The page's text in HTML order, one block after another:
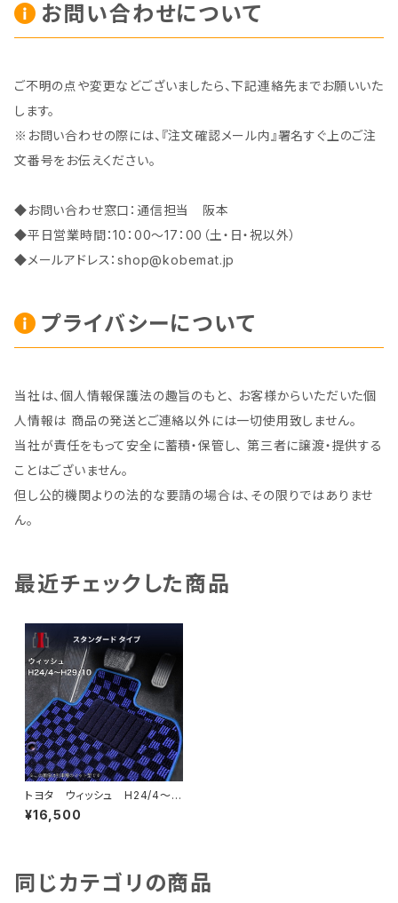
お問い合わせについて
ご不明の点や変更などございましたら、下記連絡先までお願いいた
します。
※お問い合わせの際には、『注文確認メール内』署名すぐ上のご注
文番号をお伝えください。
◆お問い合わせ窓口：通信担当 阪本
◆平日営業時間：10：00～17：00（土・日・祝以外）
◆メールアドレス：shop@kobemat.jp
プライバシーについて
当社は、個人情報保護法の趣旨のもと、 お客様からいただいた個
人情報は 商品の発送とご連絡以外には一切使用致しません。
当社が責任をもって安全に蓄積・保管し、 第三者に譲渡・提供する
ことはございません。
但し公的機関よりの法的な要請の場合は、その限りではありませ
ん。
最近チェックした商品
トヨタ ウィッシュ H24/4〜2
9/10 20系 後期 フロアマ
ット一式 カーマット スタンダ
¥16,500
同じカテゴリの商品